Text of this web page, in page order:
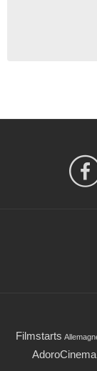
Filmstarts
AdoroCinema